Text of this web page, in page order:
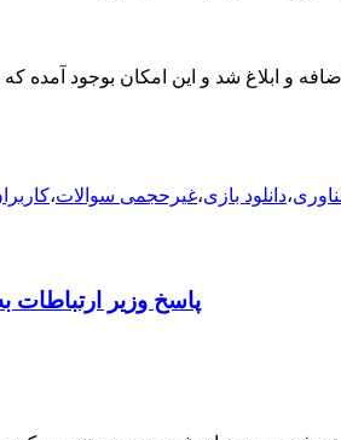
ابلاغ شد و این امکان بوجود آمده که
،دانلود بازی،غیرحجمی سوالات،
پاسخ وزیر ارتباطات